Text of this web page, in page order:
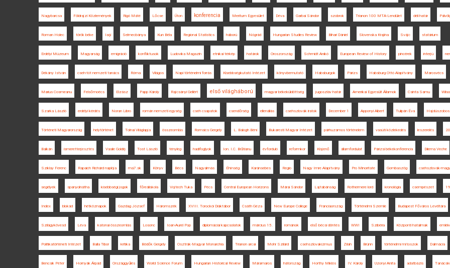
Nagybarcsa Földrajzi Közlemények Rigó Máté Lőcse Úton konferencia Meritum Egyesület Déva Garbai Sándor szobrok Trianon 100 MTA-Lendület déli határ
Roman Holec török béke Iaşi Selmecbánya Kun Béla Regional Statistics háború Nógrád Hungarian Studies Review Bihari Dániel Slovenska Krajina Svájc statárium
Erdélyi Múzeum Magyarság emigráció konfliktusok Ludovika Magazin etnikai térkép határok Oroszország Schmidt Anikó European Review of History pincérek interjú
Dékány István cseh-tót nemzeti tanács Róma Világos Napi történelmi forrás Kisebbségkutató Intézet könyvbemutató Habsburgok Párizs Habsburg Ottó Alapítvány Marosvécs
Marius Cosmeanu Felsőmoécs Elzász Papp Károly Rajcsányi Gellért első világháború magyar békeküldöttség jugoszláv határ Amerikai Egyesült Államok Csinta Samu
Szarka László erdélyi kérdés Noran Libro román nemzeti egység cseh csapatok csendőrség ellenállás csehszlovák iratok December 1 Apponyi Albert Tulipán Éva
Történeti Magyarország helytörténet Tolnai Világlapja összeomlás Romsics Gergely L. Balogh Béni Bukaresti Magyar Intézet párhuzamos történelem vasúti közlekedés leszerelés
Balkán ismeretterjesztés Vasile Goldiș Tost László tényleg hadifoglyok Ion. I.C. Brătianu évforduló reformkor Kisjenő államfordulat Párizsi békekonferencia Dilema Veche
Sziklay Ferenc Rapaich Richárd naplója ma7.sk Könyv Bécs Nagyalmás Éhínség Karánsebes Regio Nagy Imre Alapítvány Pro Minoritate Gombaszög csehszlovák-
segélyek spanyolnátha kisebbségi jogok főreáliskola Vojtech Tuka Pécs Central European Horizons Márai Sándor Lajtabánság Rothermere lord kronológia csempészet
Index blokád hétköznapok Gazdag József Háromszék XVIII. Torockói Diáktábor Csáth Géza New Europe College Franciaország Történelmi Szemle Budapest Főváros Levéltára
Szilágykövesd Léva katonai összeomlás Losonc Ioan-Aurel Pop diplomáciai kapcsolatok március 15. románok első bécsi döntés WWI Szibéria Központi hatalmak
Politikatörténeti Intézet Balla Tibor kritika Bödők Gergely Osztrák-Magyar Monarchia Trianon arcai Mohr Szilárd csehszlovakizmus Zilah Brünn történelmi mítoszok Dalmácia
Bencsik Péter Hornyák Árpád Országgyűlés World Science Forum Hungarian Historical Review Máramaros hátország Horthy Miklós IV. Károly Uzonyi Anita adatbázis